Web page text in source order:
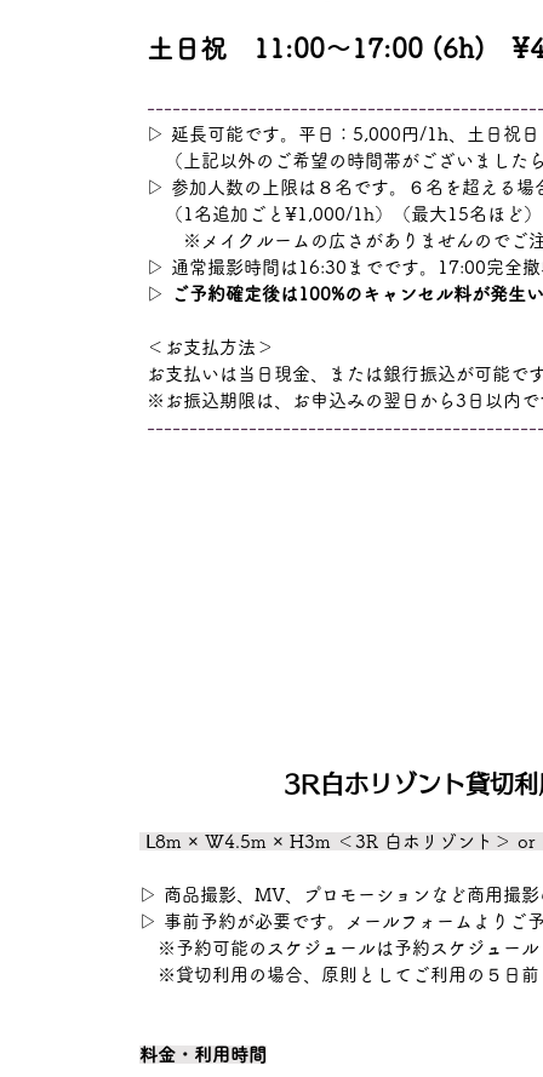
土日祝 11:00〜17:00 (6h)
▷ 延長可能です。平日：5,000円/1h、土日祝
（上記以外のご希望の時間帯がございました
▷ 参加人数の上限は８名です。６名を超える
（1名追加ごと¥1,000/1h）（ 最大15名ほど）
※メイクルームの広さがありませんのでご
▷ 通常撮影時間は16:30までです。17:00完全
▷
ご予約確定後は100%のキャンセル料が発生
＜お支払方法＞
お支払いは当日現金、または銀行振込が可能で
※お振込期限は、お申込みの翌日から3日以内で
3R白ホリゾント貸切利
Ⅼ8m × W4.5m × H3m ＜3R 白ホリゾント＞
▷ 商品撮影、MV、プロモーションなど商用撮影
▷ 事前予約が必要です。
メールフォーム よりご
※予約可能のスケジュールは予約スケジュール
※貸切利用の場合、原則としてご利用の５日前
料金・利用時間